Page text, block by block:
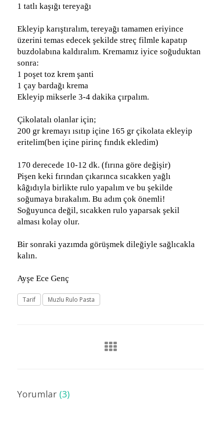
1 tatlı kaşığı tereyağı
Ekleyip karıştıralım, tereyağı tamamen eriyince
üzerini temas edecek şekilde streç filmle kapatıp
buzdolabına kaldıralım. Kremamız iyice soğuduktan
sonra:
1 poşet toz krem şanti
1 çay bardağı krema
Ekleyip mikserle 3-4 dakika çırpalım.
Çikolatalı olanlar için;
200 gr kremayı ısıtıp içine 165 gr çikolata ekleyip
eritelim(ben içine pirinç fındık ekledim)
170 derecede 10-12 dk. (fırına göre değişir)
Pişen keki fırından çıkarınca sıcakken yağlı
kâğıdıyla birlikte rulo yapalım ve bu şekilde
soğumaya bırakalım. Bu adım çok önemli!
Soğuyunca değil, sıcakken rulo yaparsak şekil
alması kolay olur.
Bir sonraki yazımda görüşmek dileğiyle sağlıcakla
kalın.
Ayşe Ece Genç
Tarif Muzlu Rulo Pasta
Yorumlar (3)